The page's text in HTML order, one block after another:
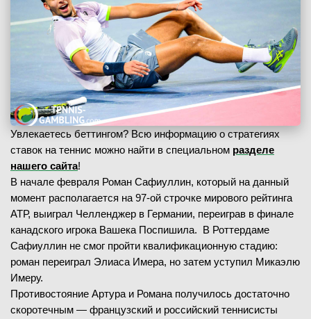
Увлекаетесь беттингом? Всю информацию о стратегиях
ставок на теннис можно найти в специальном разделе
нашего сайта!
В начале февраля Роман Сафиуллин, который на данный
момент располагается на 97-ой строчке мирового рейтинга
АТР, выиграл Челленджер в Германии, переиграв в финале
канадского игрока Вашека Поспишила. В Роттердаме
Сафиуллин не смог пройти квалификационную стадию:
роман переиграл Элиаса Имера, но затем уступил Микаэлю
Имеру.
Противостояние Артура и Романа получилось достаточно
скоротечным — французский и российский теннисисты